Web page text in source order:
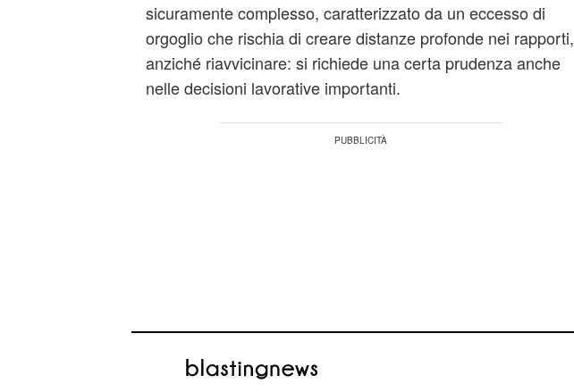
sicuramente complesso, caratterizzato da un eccesso di
orgoglio che rischia di creare distanze profonde nei rapporti,
anziché riavvicinare: si richiede una certa prudenza anche
nelle decisioni lavorative importanti.